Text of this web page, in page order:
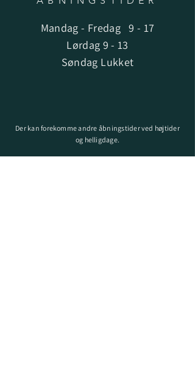
Mandag - Fredag 9 - 17
Lørdag 9 - 13
Søndag Lukket
Der kan forekomme andre åbningstider ved højtider
og helligdage.